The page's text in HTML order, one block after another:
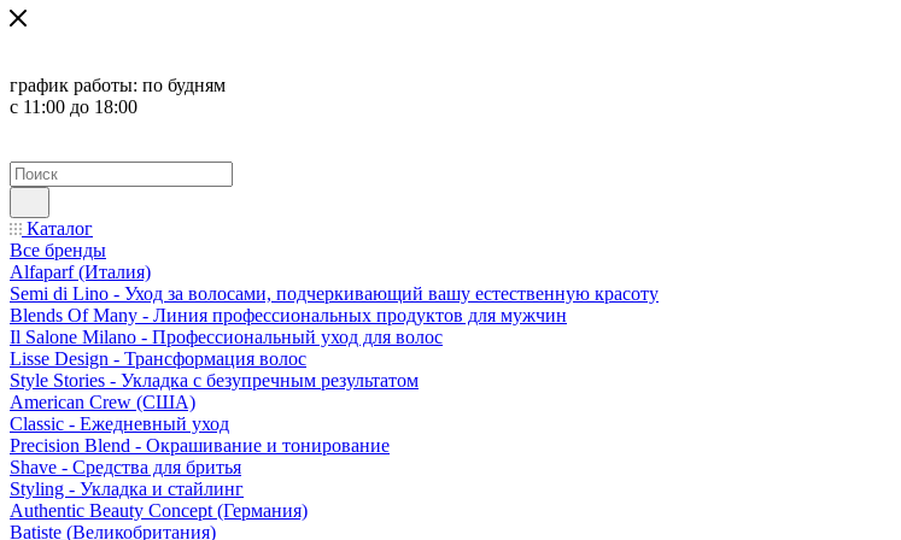
график работы: по будням
с 11:00 до 18:00
Каталог
Все бренды
Alfaparf (Италия)
Semi di Lino - Уход за волосами, подчеркивающий вашу естественную красоту
Blends Of Many - Линия профессиональных продуктов для мужчин
Il Salone Milano - Профессиональный уход для волос
Lisse Design - Трансформация волос
Style Stories - Укладка с безупречным результатом
American Crew (США)
Classic - Ежедневный уход
Precision Blend - Окрашивание и тонирование
Shave - Средства для бритья
Styling - Укладка и стайлинг
Authentic Beauty Concept (Германия)
Batiste (Великобритания)